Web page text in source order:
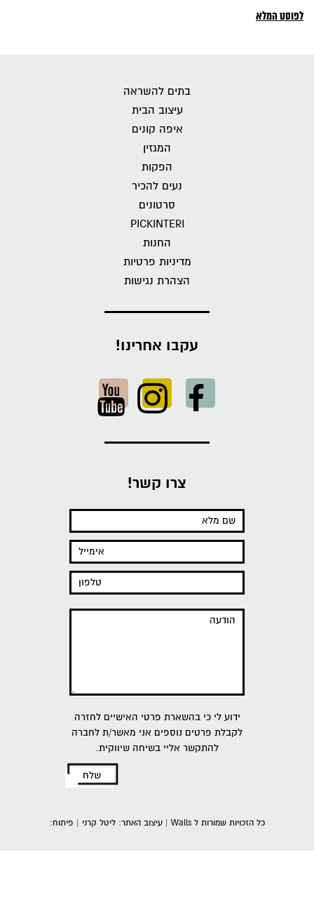
המלא
בתים להשראה
עיצוב הבית
איפה קונים
המגזין
הפקות
נעים להכיר
סרטונים
PICKINTERI
החנות
מדיניות פרטיות
הצהרת נגישות
עקבו אחרינו!
צרו קשר!
ידוע לי כי בהשארת פרטי האישיים לחזרה
לקבלת פרטים נוספים אני מאשר/ת לחברה
להתקשר אליי בשיחה שיווקית.
כל הזכויות שמורות ל Walls | עיצוב האתר: ליטל קרני | פיתוח: